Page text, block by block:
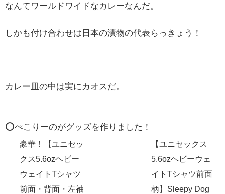
なんてワールドワイドなカレーなんだ。
しかも付け合わせは日本の漬物の代表らっきょう！
カレー皿の中は実にカオスだ。
⭕️ぺこりーのがグッズを作りました！
豪華！【ユニセッ
クス5.6ozヘビー
ウェイトTシャツ
前面・背面・左袖
【ユニセックス
5.6ozヘビーウェ
イトTシャツ前面
柄】Sleepy Dog